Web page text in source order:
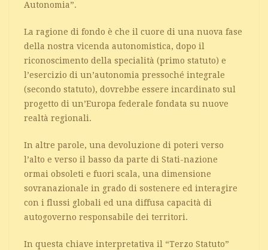
Autonomia”.
La ragione di fondo è che il cuore di una nuova fase
della nostra vicenda autonomistica, dopo il
riconoscimento della specialità (primo statuto) e
l’esercizio di un’autonomia pressoché integrale
(secondo statuto), dovrebbe essere incardinato sul
progetto di un’Europa federale fondata su nuove
realtà regionali.
In altre parole, una devoluzione di poteri verso
l’alto e verso il basso da parte di Stati-nazione
ormai obsoleti e fuori scala, una dimensione
sovranazionale in grado di sostenere ed interagire
con i flussi globali ed una diffusa capacità di
autogoverno responsabile dei territori.
In questa chiave interpretativa il “Terzo Statuto”